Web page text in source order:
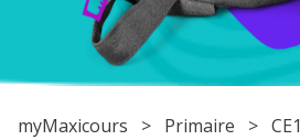
myMaxicours > Primaire > CE1